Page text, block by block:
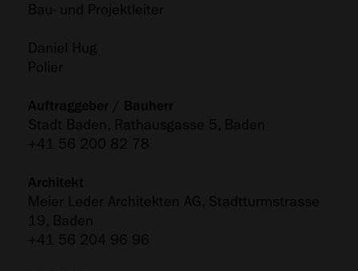
Bau- und Projektleiter
Daniel Hug
Polier
Auftraggeber / Bauherr
Stadt Baden, Rathausgasse 5, Baden
+41 56 200 82 78
Architekt
Meier Leder Architekten AG, Stadtturmstrasse
19, Baden
+41 56 204 96 96